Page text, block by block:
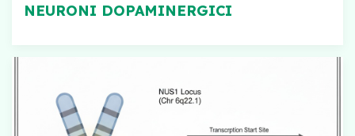
NEURONI DOPAMINERGICI